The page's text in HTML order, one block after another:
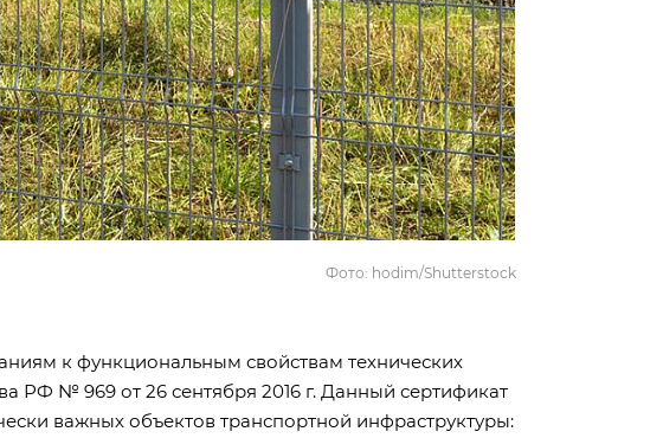
Фото: hodim/Shutterstock
к функциональным свойствам технических
РФ № 969 от 26 сентября 2016 г. Данный сертификат
важных объектов транспортной инфраструктуры: